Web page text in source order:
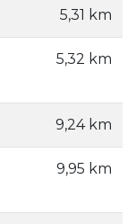
5,31 km
5,32 km
9,24 km
9,95 km